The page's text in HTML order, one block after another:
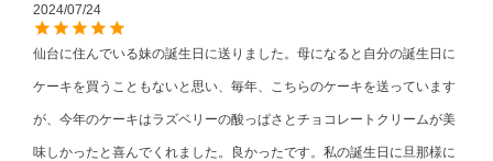
2024/07/24
仙台に住んでいる妹の誕生日に送りました。母になると自分の誕生日に
ケーキを買うこともないと思い、毎年、こちらのケーキを送っています
が、今年のケーキはラズベリーの酸っぱさとチョコレートクリームが美
味しかったと喜んでくれました。良かったです。私の誕生日に旦那様に